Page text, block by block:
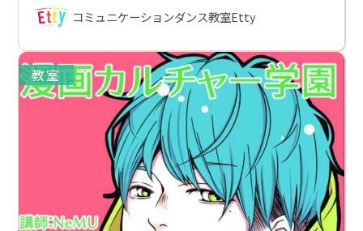
コミュニケーションダンス教室Etty
教室